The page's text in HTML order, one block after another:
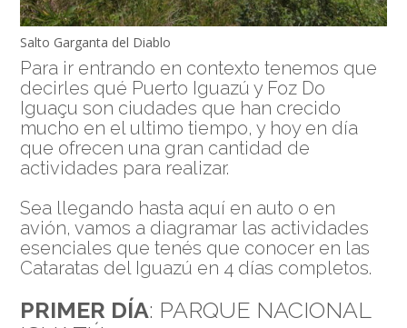
Salto Garganta del Diablo
Para ir entrando en contexto tenemos que
decirles qué Puerto Iguazú y Foz Do
Iguaçu son ciudades que han crecido
mucho en el ultimo tiempo, y hoy en día
que ofrecen una gran cantidad de
actividades para realizar.
Sea llegando hasta aquí en auto o en
avión, vamos a diagramar las actividades
esenciales que tenés que conocer en las
Cataratas del Iguazú en 4 días completos.
PRIMER DÍA: PARQUE NACIONAL